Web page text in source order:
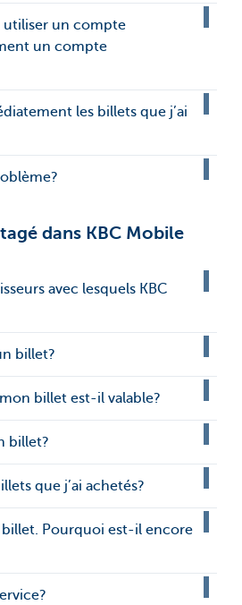
utiliser un compte
un compte
les billets que j’ai
dans KBC Mobile
avec lesquels KBC
billet?
billet est-il valable?
billet?
que j’ai achetés?
billet. Pourquoi est-il encore